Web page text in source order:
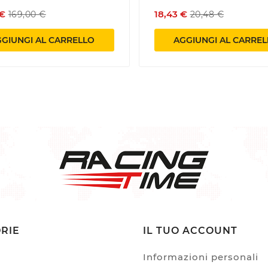
169,00 €
AL CARRELLO
18,43 € 20,48 €
AGGIUNGI AL
IL TUO ACCOUNT
Informazioni personali